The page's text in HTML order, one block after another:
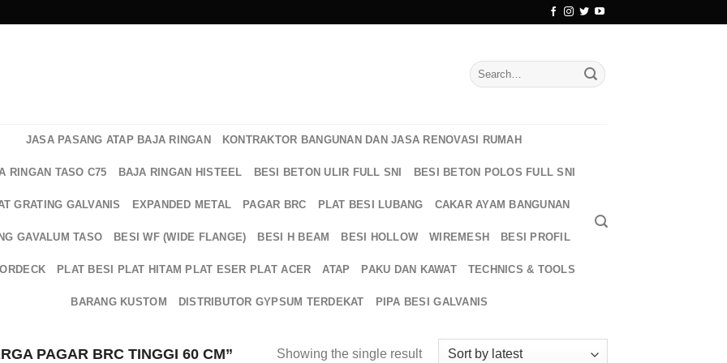
Search
for:
JASA PASANG ATAP BAJA RINGAN KONTRAKTOR BANGUNAN DAN JASA RENOVASI RUMAH
RINGAN TASO C75 BAJA RINGAN HISTEEL BESI BETON ULIR FULL SNI BESI BETON POLOS FULL SNI
GRATING GALVANIS EXPANDED METAL PAGAR BRC PLAT BESI LUBANG CAKAR AYAM BANGUNAN
GAVALUM TASO BESI WF (WIDE FLANGE) BESI H BEAM BESI HOLLOW WIREMESH BESI PROFIL
PLAT BESI PLAT HITAM PLAT ESER PLAT ACER ATAP PAKU DAN KAWAT TECHNICS & TOOLS
BARANG KUSTOM DISTRIBUTOR GYPSUM TERDEKAT PIPA BESI GALVANIS
PAGAR BRC TINGGI 60 CM” Showing the single result